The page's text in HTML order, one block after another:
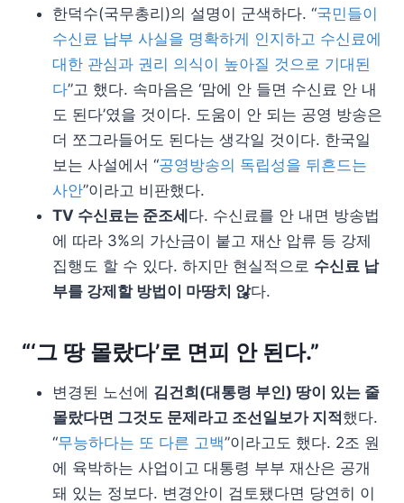
한덕수(국무총리)의 설명이 군색하다. “국민들이
수신료 납부 사실을 명확하게 인지하고 수신료에
대한 관심과 권리 의식이 높아질 것으로 기대된
다”고 했다. 속마음은 ‘맘에 안 들면 수신료 안 내
도 된다’였을 것이다. 도움이 안 되는 공영 방송은
더 쪼그라들어도 된다는 생각일 것이다. 한국일
보는 사설에서 “공영방송의 독립성을 뒤흔드는
사안”이라고 비판했다.
TV 수신료는 준조세 다. 수신료를 안 내면 방송법
에 따라 3%의 가산금이 붙고 재산 압류 등 강제
집행도 할 수 있다. 하지만 현실적으로 수신료 납
부를 강제할 방법이 마땅치 않다.
“‘그 땅 몰랐다’로 면피 안 된다.”
변경된 노선에 김건희(대통령 부인) 땅이 있는 줄
몰랐다면 그것도 문제라고 조선일보가 지적 했다.
“무능하다는 또 다른 고백”이라고도 했다. 2조 원
에 육박하는 사업이고 대통령 부부 재산은 공개
돼 있는 정보다. 변경안이 검토됐다면 당연히 이